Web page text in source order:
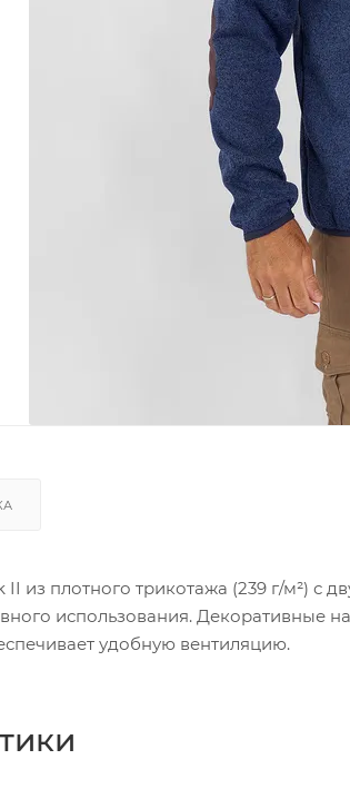
из плотного трикотажа (239 г/м²) с
использования. Декоративные
удобную вентиляцию.